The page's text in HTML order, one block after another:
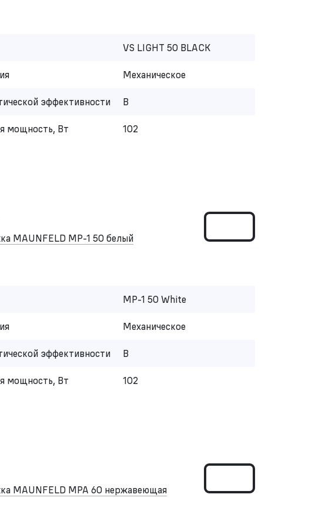
VS LIGHT 50 BLACK
Механическое
эффективности B
мощность, Вт 102
MAUNFELD MP-1 50 белый
MP-1 50 White
Механическое
эффективности B
мощность, Вт 102
MAUNFELD MPA 60 нержавеющая